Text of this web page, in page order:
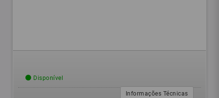
Disponível
Informações Técnicas